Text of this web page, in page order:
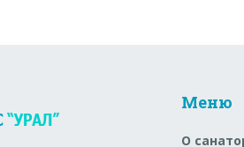
Меню
О